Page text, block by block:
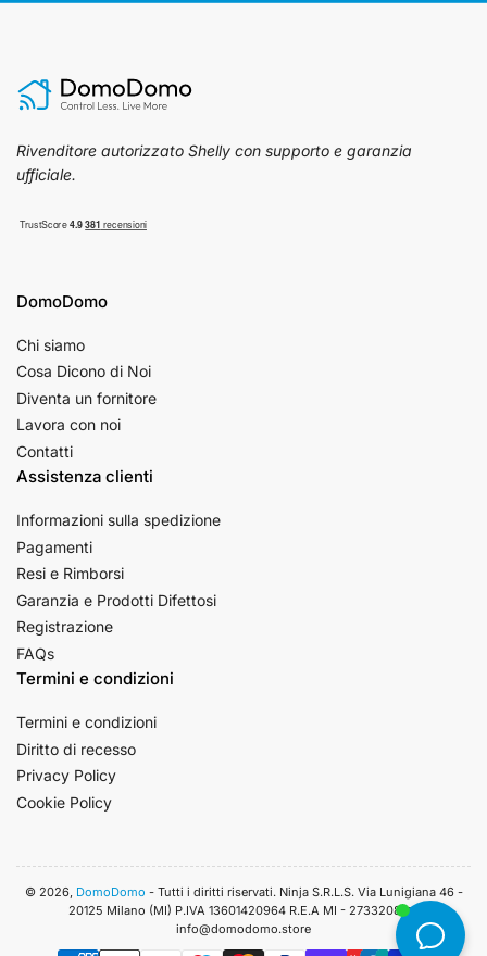
Rivenditore autorizzato Shelly con supporto e garanzia
ufficiale.
DomoDomo
Chi siamo
Cosa Dicono di Noi
Diventa un fornitore
Lavora con noi
Contatti
Assistenza clienti
Informazioni sulla spedizione
Pagamenti
Resi e Rimborsi
Garanzia e Prodotti Difettosi
Registrazione
FAQs
Termini e condizioni
Termini e condizioni
Diritto di recesso
Privacy Policy
Cookie Policy
© 2026, DomoDomo - Tutti i diritti riservati. Ninja S.R.L.S. Via Lunigiana 46 -
20125 Milano (MI) P.IVA 13601420964 R.E.A MI - 2733208. 📧
info@domodomo.store
Modalità